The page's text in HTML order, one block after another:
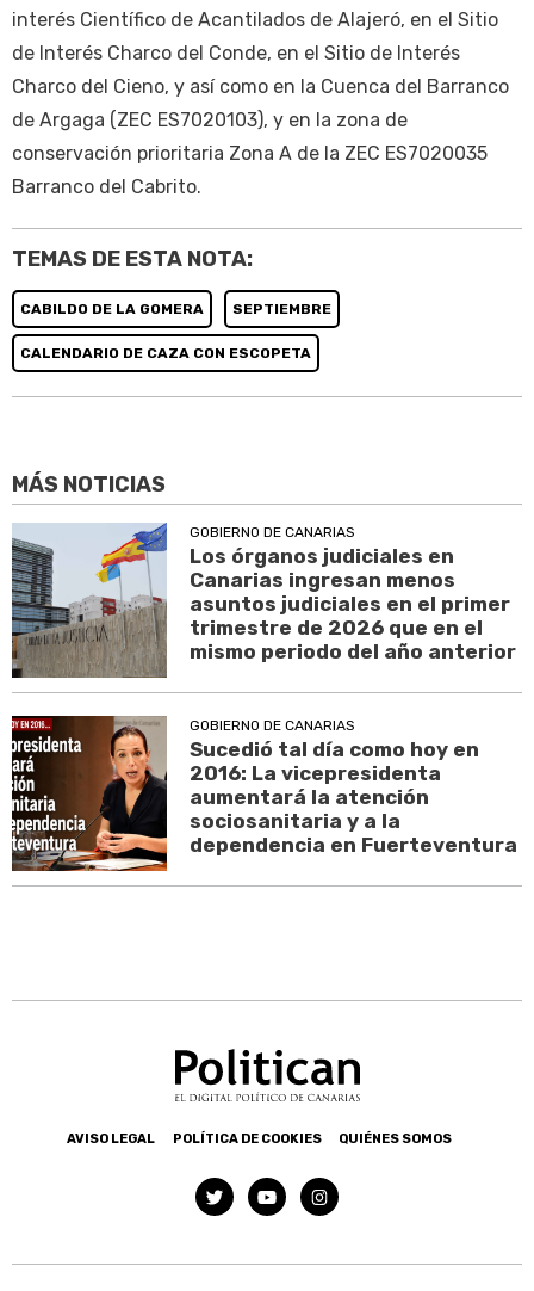
interés Científico de Acantilados de Alajeró, en el Sitio
de Interés Charco del Conde, en el Sitio de Interés
Charco del Cieno, y así como en la Cuenca del Barranco
de Argaga (ZEC ES7020103), y en la zona de
conservación prioritaria Zona A de la ZEC ES7020035
Barranco del Cabrito.
TEMAS DE ESTA NOTA:
CABILDO DE LA GOMERA SEPTIEMBRE
CALENDARIO DE CAZA CON ESCOPETA
MÁS NOTICIAS
GOBIERNO DE CANARIAS
Los órganos judiciales en
Canarias ingresan menos
asuntos judiciales en el primer
trimestre de 2026 que en el
mismo periodo del año anterior
GOBIERNO DE CANARIAS
Sucedió tal día como hoy en
2016: La vicepresidenta
aumentará la atención
sociosanitaria y a la
dependencia en Fuerteventura
AVISO LEGAL POLÍTICA DE COOKIES QUIÉNES SOMOS